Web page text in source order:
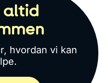
altid
hvordan vi kan